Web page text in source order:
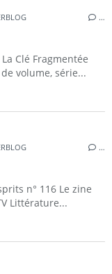
…
Clé Fragmentée
volume, série...
…
n° 116 Le zine
Littérature...